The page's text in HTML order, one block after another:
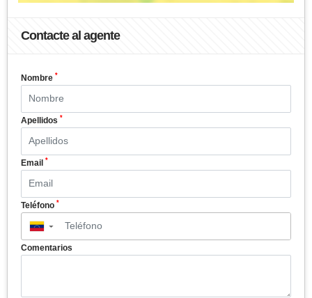
Contacte al agente
Nombre *
Apellidos *
Email *
Teléfono *
▼
Comentarios